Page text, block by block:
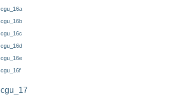
cgu_16a
cgu_16b
cgu_16c
cgu_16d
cgu_16e
cgu_16f
cgu_17